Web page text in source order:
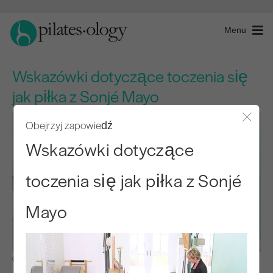
Menu
Wskazówki dotyczące toczenia się
jak piłka z Sonjé Mayo
Obejrzyj zapowiedź
Wskazówki dotyczące
toczenia się jak piłka z Sonjé
Mayo
Obserwuj i ucz się